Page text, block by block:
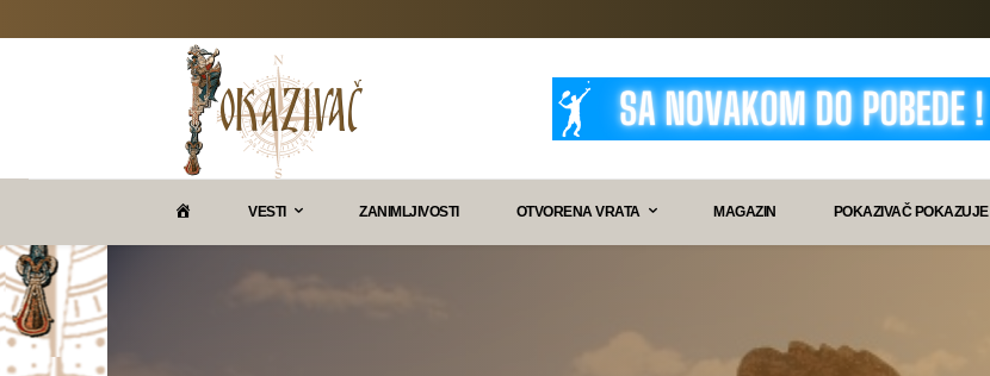
VESTI ZANIMLJIVOSTI OTVORENA VRATA MAGAZIN POKAZIVAČ POKAZUJE